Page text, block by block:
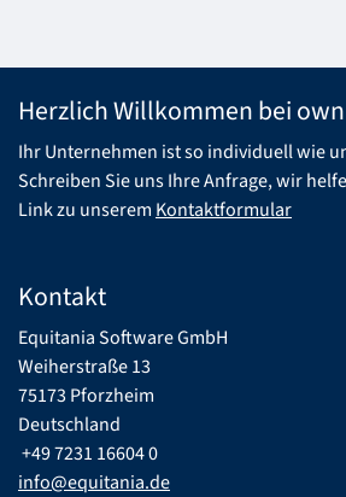
Herzlich Willkommen bei
Ihr Unternehmen ist so individuell wie
Schreiben Sie uns Ihre Anfrage, wir
Link zu unserem Kontaktformular
Kontakt
Equitania Software GmbH
Weiherstraße 13
75173 Pforzheim
Deutschland
​ +49 7231 16604 0
info@equitania.de